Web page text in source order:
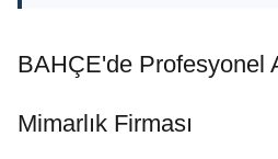
BAHÇE'de Profesyonel
Mimarlık Firması